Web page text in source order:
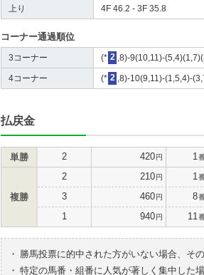
上り 4F 46.2 - 3F 35.8
コーナー通過順位
3コーナー (* 2 ,8)-9(10,11)-
4コーナー (* 2 ,8)-10(9,11)-(1,5,4)-
払戻金
単勝 2 420円 1
複勝
2 210円 1
3 460円 8
1 940円 11
・ 勝馬投票に的中された方がいない場合、そ
・ 特定の馬番・組番に人気が著しく集中した場